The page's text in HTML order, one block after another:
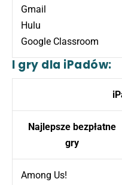
Gmail
Hulu
Google Classroom
I gry dla iPadów:
Najlepsze bezpłatne
gry
Among Us!